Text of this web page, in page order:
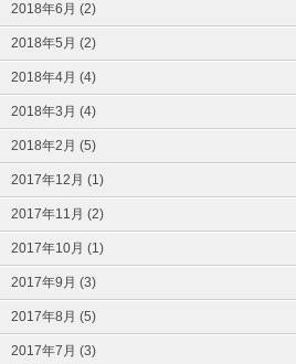
2018年6月 (2)
2018年5月 (2)
2018年4月 (4)
2018年3月 (4)
2018年2月 (5)
2017年12月 (1)
2017年11月 (2)
2017年10月 (1)
2017年9月 (3)
2017年8月 (5)
2017年7月 (3)